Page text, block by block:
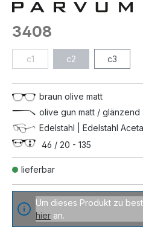
lieferbar
3408
c1 c2 c3
braun olive matt
olive gun matt / glänzend
Edelstahl | Edelstahl
46 / 20 - 135
Um dieses Produkt zu
hier an.